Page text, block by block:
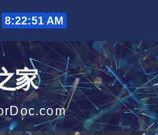
8:22:52 AM
家